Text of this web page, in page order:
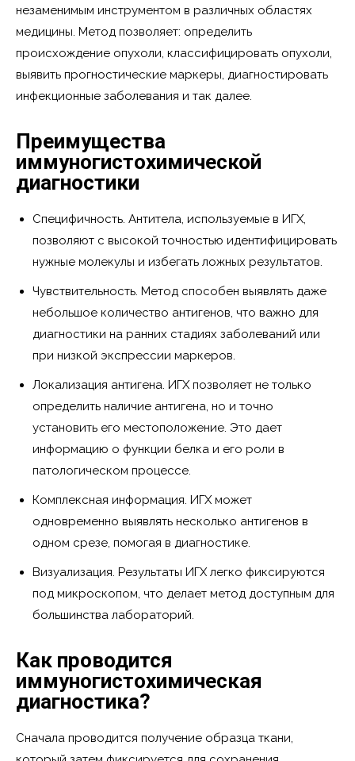
незаменимым инструментом в различных областях
медицины. Метод позволяет: определить
происхождение опухоли, классифицировать опухоли,
выявить прогностические маркеры, диагностировать
инфекционные заболевания и так далее.
Преимущества
иммуногистохимической
диагностики
Специфичность. Антитела, используемые в ИГХ,
позволяют с высокой точностью идентифицировать
нужные молекулы и избегать ложных результатов.
Чувствительность. Метод способен выявлять даже
небольшое количество антигенов, что важно для
диагностики на ранних стадиях заболеваний или
при низкой экспрессии маркеров.
Локализация антигена. ИГХ позволяет не только
определить наличие антигена, но и точно
установить его местоположение. Это дает
информацию о функции белка и его роли в
патологическом процессе.
Комплексная информация. ИГХ может
одновременно выявлять несколько антигенов в
одном срезе, помогая в диагностике.
Визуализация. Результаты ИГХ легко фиксируются
под микроскопом, что делает метод доступным для
большинства лабораторий.
Как проводится
иммуногистохимическая
диагностика?
Сначала проводится получение образца ткани,